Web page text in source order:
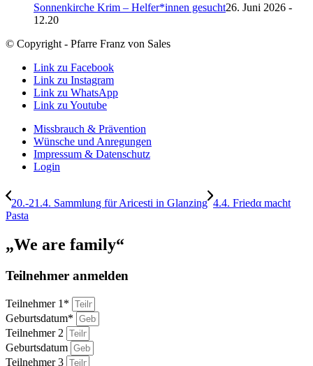
Sonnenkirche Krim – Helfer*innen gesucht26. Juni 2026 -
12.20
© Copyright - Pfarre Franz von Sales
Link zu Facebook
Link zu Instagram
Link zu WhatsApp
Link zu Youtube
Missbrauch & Prävention
Wünsche und Anregungen
Impressum & Datenschutz
Login
20.-21.4. Sammlung für Aricesti in Glanzing 4.4. Friedα macht
Pasta
„We are family“
Teilnehmer anmelden
Teilnehmer 1*
Geburtsdatum*
Teilnehmer 2
Geburtsdatum
Teilnehmer 3